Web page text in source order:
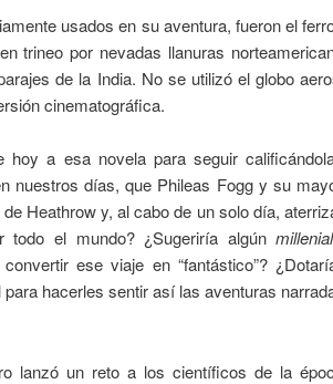
usados en su aventura, fueron el
trineo por nevadas llanuras
de la India. No se utilizó el globo
cinematográfica.
hoy a esa novela para seguir
nuestros días, que Phileas Fogg y su
Heathrow y, al cabo de un solo día,
todo el mundo? ¿Sugeriría algúnmillenial
ese viaje en “fantástico”?
hacerles sentir así las aventuras
lanzó un reto a los científicos de la